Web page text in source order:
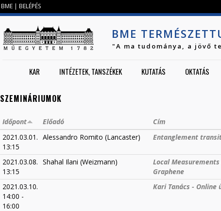
BME | BELÉPÉS
BME
"A ma tudománya, a jövő
KAR INTÉZETEK, TANSZÉKEK KUTATÁS OKTATÁS
SZEMINÁRIUMOK
Időpont Előadó Cím
2021.03.01.
13:15
Alessandro Romito (Lancaster) Entanglement
2021.03.08.
13:15
Shahal Ilani (Weizmann)
Local
Graphene
2021.03.10.
14:00 -
16:00
Kari Tanács - Online